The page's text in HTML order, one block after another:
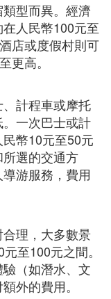
型而異。經濟
人民幣100元至
店或度假村則可
更高。
計程車或摩托
一次巴士或計
幣10元至50元
選的交通方
游服務，費用
理，大多數景
至100元之間。
（如潛水、文
外的費用。